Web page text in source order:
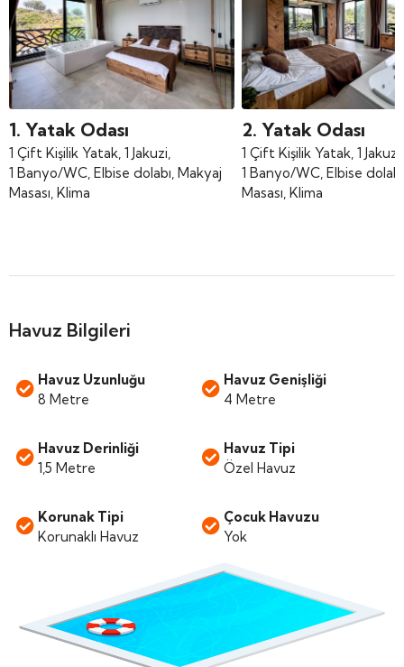
1. Yatak Odası
1 Çift Kişilik Yatak, 1 Jakuzi,
1 Banyo/WC, Elbise dolabı, Makyaj
Masası, Klima
2. Yatak Odası
1 Çift Kişilik Yatak, 1 Jakuzi,
1 Banyo/WC, Elbise
Masası, Klima
Havuz Bilgileri
Havuz Uzunluğu
8 Metre
Havuz Genişliği
4 Metre
Havuz Derinliği
1,5 Metre
Havuz Tipi
Özel Havuz
Korunak Tipi
Korunaklı Havuz
Çocuk Havuzu
Yok